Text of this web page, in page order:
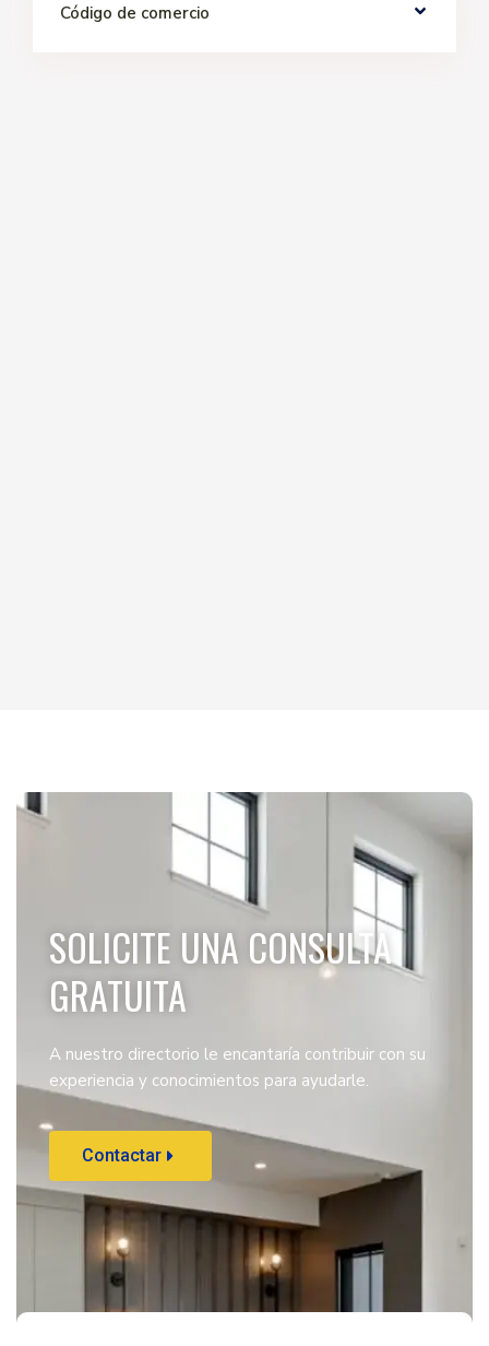
Código de comercio
SOLICITE UNA CONSULTA
GRATUITA
A nuestro directorio le encantaría contribuir con su
experiencia y conocimientos para ayudarle.
Contactar